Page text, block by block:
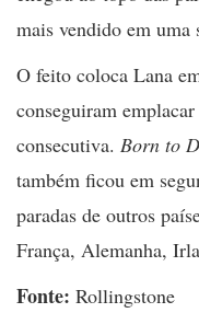
mais vendido em uma
O feito coloca Lana
conseguiram
consecutiva. Born to
também ficou em
paradas de outros
França, Alemanha,
Fonte: Rollingstone